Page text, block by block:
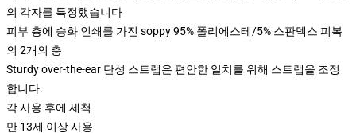
의 각자를 특정했습니다
피부 층에 승화 인쇄를 가진 soppy 95% 폴리에스테/5% 스판덱스 피복
의 2개의 층
Sturdy over-the-ear 탄성 스트랩은 편안한 일치를 위해 스트랩을 조정
합니다.
각 사용 후에 세척
만 13세 이상 사용